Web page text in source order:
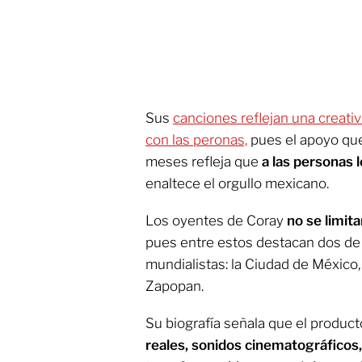
Sus canciones reflejan una
con las peronas, pues el apoyo
meses refleja que a las personas
enaltece el orgullo mexicano.
Los oyentes de Coray no se
pues entre estos destacan dos
mundialistas: la Ciudad de
Zapopan.
Su biografía señala que el
reales, sonidos